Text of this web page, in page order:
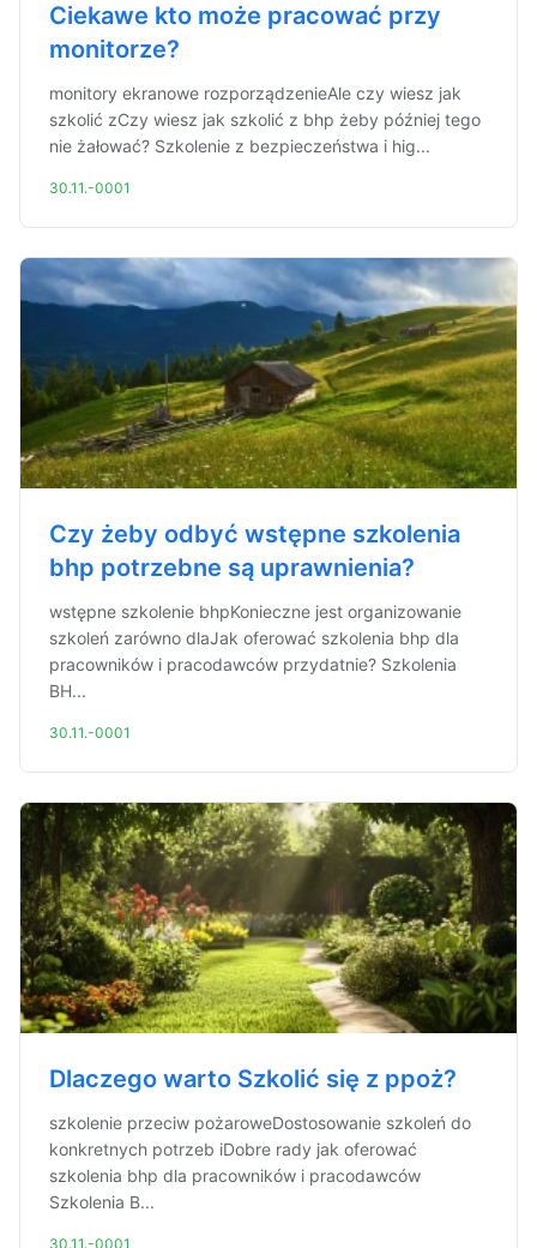
Ciekawe kto może pracować przy
monitorze?
monitory ekranowe rozporządzenieAle czy wiesz jak
szkolić zCzy wiesz jak szkolić z bhp żeby później tego
nie żałować? Szkolenie z bezpieczeństwa i hig...
30.11.-0001
Czy żeby odbyć wstępne szkolenia
bhp potrzebne są uprawnienia?
wstępne szkolenie bhpKonieczne jest organizowanie
szkoleń zarówno dlaJak oferować szkolenia bhp dla
pracowników i pracodawców przydatnie? Szkolenia
BH...
30.11.-0001
Dlaczego warto Szkolić się z ppoż?
szkolenie przeciw pożaroweDostosowanie szkoleń do
konkretnych potrzeb iDobre rady jak oferować
szkolenia bhp dla pracowników i pracodawców
Szkolenia B...
30.11.-0001